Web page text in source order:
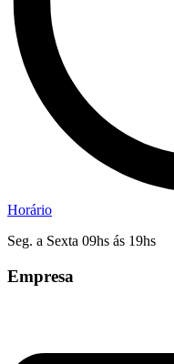
Horário
Seg. a Sexta 09hs ás 19hs
Empresa